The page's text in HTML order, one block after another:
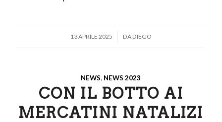
13 APRILE 2025
/ DA DIEGO
NEWS, NEWS 2023
CON IL BOTTO AI
MERCATINI NATALIZI